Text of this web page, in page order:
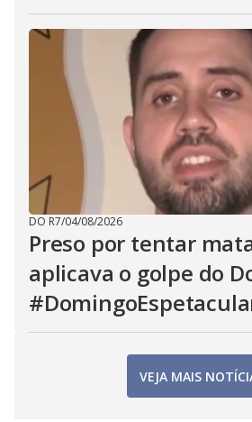
DO R7/04/08/2026
Preso por tentar
aplicava o golpe do
VEJA MAIS